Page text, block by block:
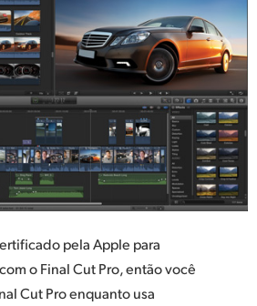
pela Apple para
o Final Cut Pro,então você
Cut Pro enquanto usa